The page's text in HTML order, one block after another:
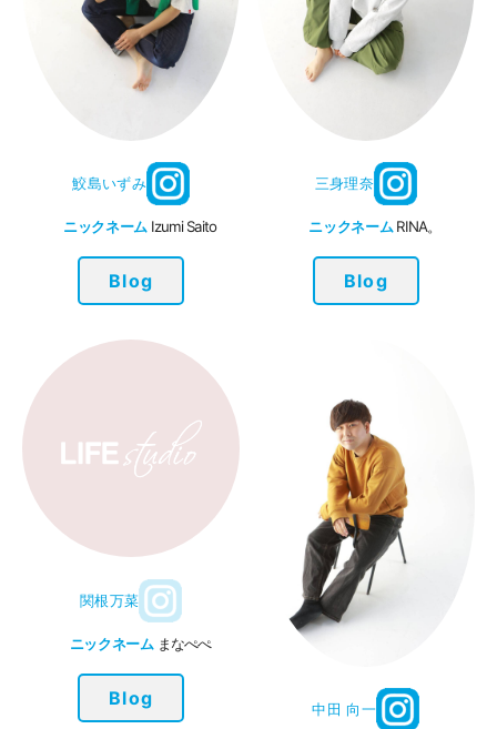
鮫島いずみ
ニックネーム Izumi Saito
Blog
三身理奈
ニックネーム RINA。
Blog
関根万菜
ニックネーム まなぺぺ
Blog 中田 向一